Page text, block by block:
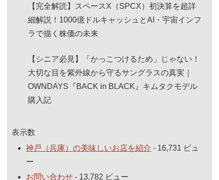
【完全解読】スペースX（SPCX）初決算を超詳
細解説！1000億ドルキャッシュとAI・宇宙インフ
ラで描く株価の未来
【シニア必見】「かっこつけるため」じゃない！
大切な目を紫外線から守るサングラスの真実｜
OWNDAYS『BACK in BLACK』キムタクモデル
購入記
表示数
神戸（兵庫）の美味しいお店を紹介 - 16,731 ビュ
ー
お問い合わせ - 13,782 ビュー